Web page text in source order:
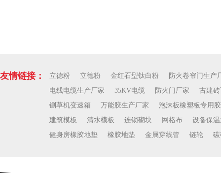
友情链接： 立德粉 立德粉 金红石型钛白粉
防火卷帘门生产
电线电缆生产厂家
35KV电缆 防火门厂家
古建
铡草机变速箱
万能胶生产厂家
泡沫板橡塑板专用胶
建筑模板
清水模板 连锁砌块 网格布
设备保
健身房橡胶地垫
橡胶地垫 金属穿线管 链轮